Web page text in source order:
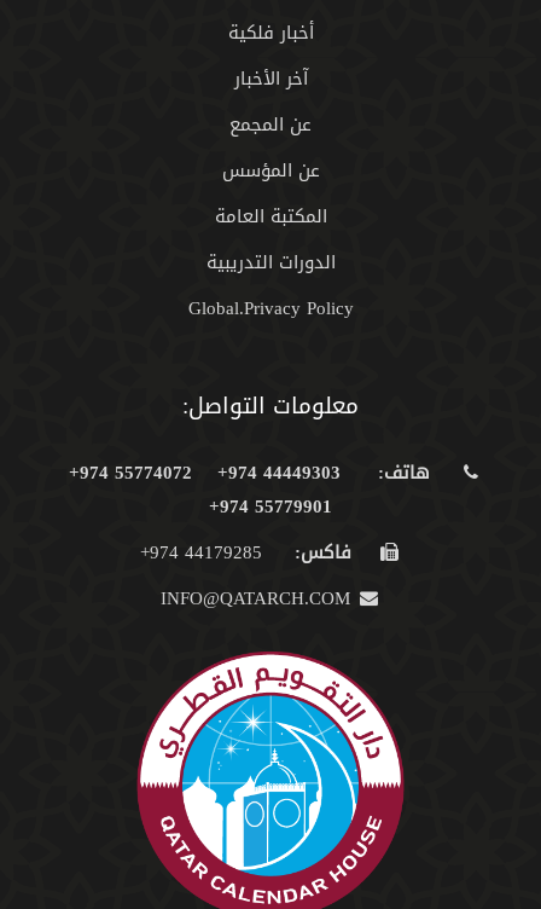
أخبار فلكية
آخر الأخبار
عن المجمع
عن المؤسس
المكتبة العامة
الدورات التدريبية
Global.Privacy Policy
معلومات التواصل:
هاتف: 44449303 974+
55774072 974+
55779901 974+
فاكس: